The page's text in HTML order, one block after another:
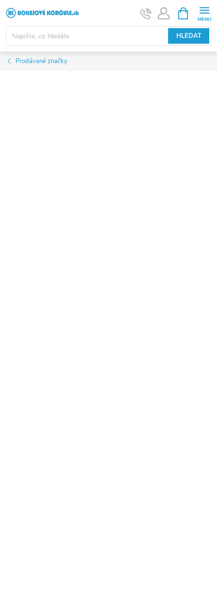
Přejít
na
obsah
HLEDAT
NÁKUPNÍ
KOŠÍK
Prodávané značky